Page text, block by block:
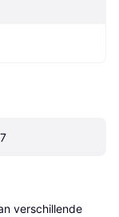
verschillende